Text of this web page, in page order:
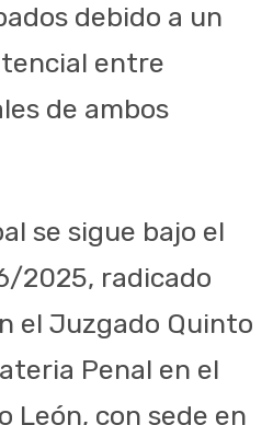
debido a un
entre
de ambos
se sigue bajo el
2025, radicado
el Juzgado Quinto
Penal en el
León, con sede en